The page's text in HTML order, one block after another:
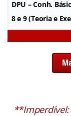
DPU – Conh.
8 e 9 (Teoria e
**Imperdível: